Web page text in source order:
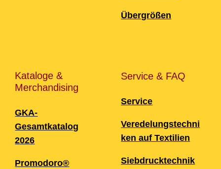
Übergrößen
Kataloge &
Merchandising
GKA-
Gesamtkatalog
2026
Promodoro®
Service & FAQ
Service
Veredelungstechni
ken auf Textilien
Siebdrucktechnik